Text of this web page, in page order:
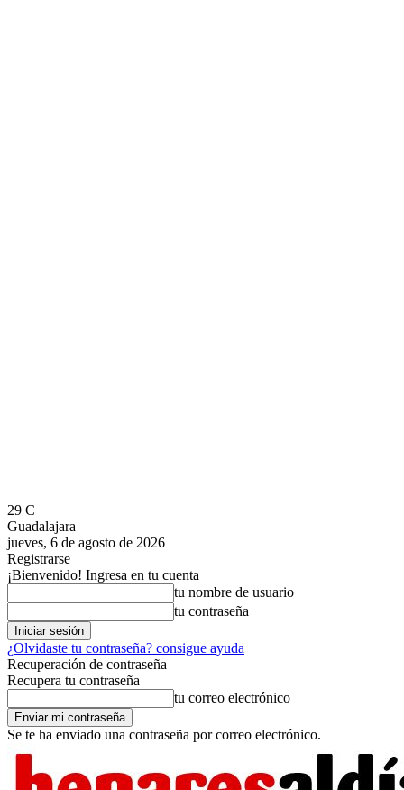
29 C
Guadalajara
jueves, 6 de agosto de 2026
Registrarse
¡Bienvenido! Ingresa en tu cuenta
tu nombre de usuario
tu contraseña
¿Olvidaste tu contraseña? consigue ayuda
Recuperación de contraseña
Recupera tu contraseña
tu correo electrónico
Se te ha enviado una contraseña por correo electrónico.